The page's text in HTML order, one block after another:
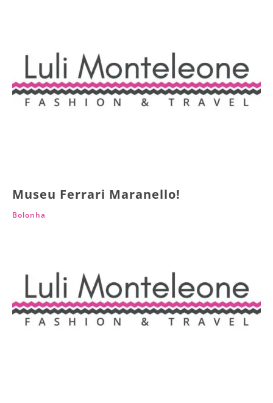
Museu Ferrari Maranello!
Bolonha